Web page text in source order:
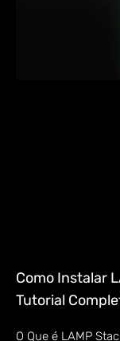
Como Instalar
Tutorial
O Que é LAMP